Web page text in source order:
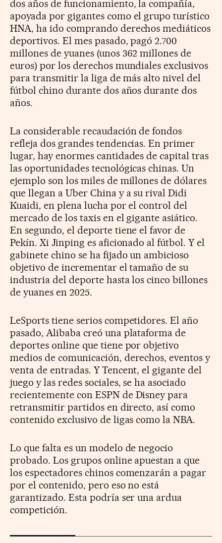
dos años de funcionamiento, la compañía,
apoyada por gigantes como el grupo turístico
HNA, ha ido comprando derechos mediáticos
deportivos. El mes pasado, pagó 2.700
millones de yuanes (unos 362 millones de
euros) por los derechos mundiales exclusivos
para transmitir la liga de más alto nivel del
fútbol chino durante dos años durante dos
años.
La considerable recaudación de fondos
refleja dos grandes tendencias. En primer
lugar, hay enormes cantidades de capital tras
las oportunidades tecnológicas chinas. Un
ejemplo son los miles de millones de dólares
que llegan a Uber China y a su rival Didi
Kuaidi, en plena lucha por el control del
mercado de los taxis en el gigante asiático.
En segundo, el deporte tiene el favor de
Pekín. Xi Jinping es aficionado al fútbol. Y el
gabinete chino se ha fijado un ambicioso
objetivo de incrementar el tamaño de su
industria del deporte hasta los cinco billones
de yuanes en 2025.
LeSports tiene serios competidores. El año
pasado, Alibaba creó una plataforma de
deportes online que tiene por objetivo
medios de comunicación, derechos, eventos y
venta de entradas. Y Tencent, el gigante del
juego y las redes sociales, se ha asociado
recientemente con ESPN de Disney para
retransmitir partidos en directo, así como
contenido exclusivo de ligas como la NBA.
Lo que falta es un modelo de negocio
probado. Los grupos online apuestan a que
los espectadores chinos comenzarán a pagar
por el contenido, pero eso no está
garantizado. Esta podría ser una ardua
competición.